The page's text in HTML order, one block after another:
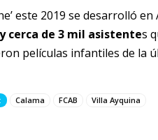
este 2019 se desarrolló
cerca de 3 mil asistentes
películas infantiles de la
Calama FCAB Villa Ayquina